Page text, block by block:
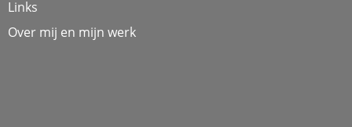
Links
Over mij en mijn werk